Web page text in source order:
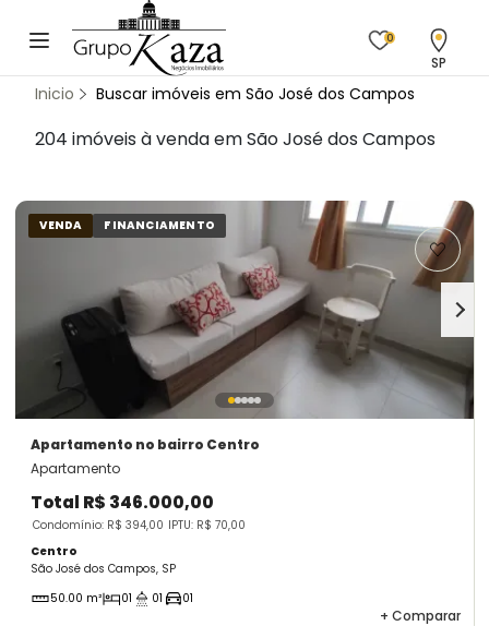
0
SP
Inicio Buscar imóveis em São José dos Campos
204 imóveis à venda em São José dos Campos
VENDA FINANCIAMENTO
Apartamento no bairro Centro
Apartamento
Total R$ 346.000,00
Condomínio: R$ 394,00 IPTU: R$ 70,00
Centro
São José dos Campos, SP
50.00 m²
01 01 01
+ Comparar